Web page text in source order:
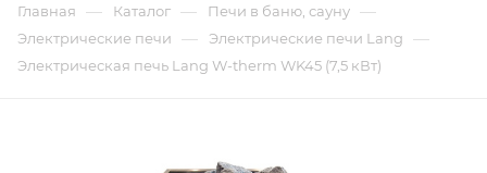
Главная — Каталог — Печи в баню, сауну —
Электрические печи — Электрические печи Lang —
Электрическая печь Lang W-therm WK45 (7,5 кВт)